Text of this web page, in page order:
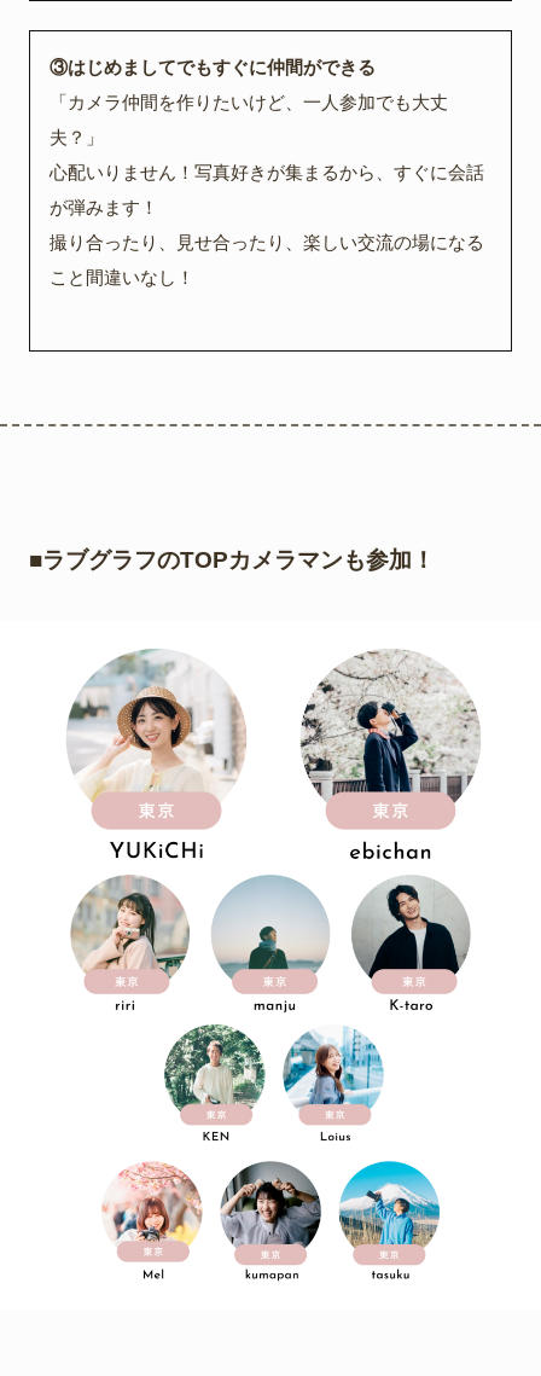
③はじめましてでもすぐに仲間ができる
「カメラ仲間を作りたいけど、一人参加でも大丈
夫？」
心配いりません！写真好きが集まるから、すぐに会話
が弾みます！
撮り合ったり、見せ合ったり、楽しい交流の場になる
こと間違いなし！
■ラブグラフのTOPカメラマンも参加！